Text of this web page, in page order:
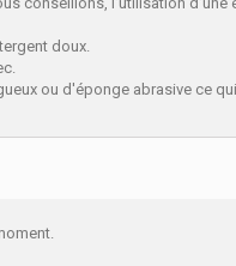
doux.
ou d'éponge abrasive ce